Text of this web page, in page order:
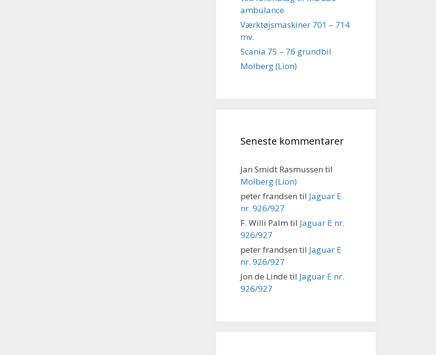
ambulance
Værktøjsmaskiner 701 – 714
mv.
Scania 75 – 76 grundbil
Molberg (Lion)
Seneste kommentarer
Jan Smidt Rasmussen til
Molberg (Lion)
peter frandsen til Jaguar E
nr. 926/927
F. Willi Palm til Jaguar E nr.
926/927
peter frandsen til Jaguar E
nr. 926/927
Jon de Linde til Jaguar E nr.
926/927